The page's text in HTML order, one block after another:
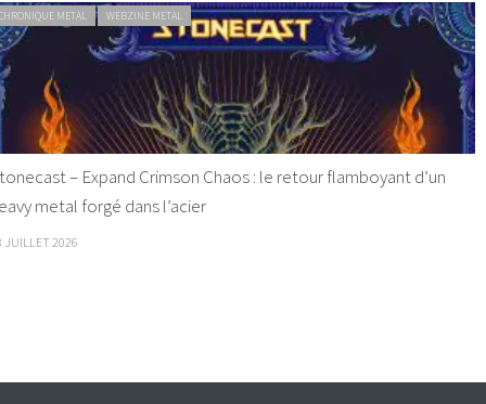
METAL WEBZINE METAL
– Expand Crimson Chaos : le retour flamboyant d’un
metal forgé dans l’acier
JUILLET 2026